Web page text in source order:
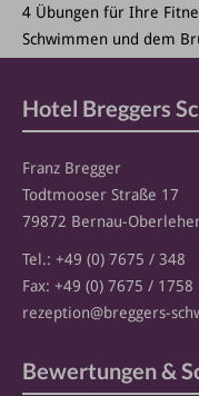
4 Übungen für Ihre
Schwimmen und dem
Hotel Breggers
Franz Bregger
Todtmooser Straße 17
79872 Bernau-
Tel.: +49 (0) 7675 / 348
Fax: +49 (0) 7675 / 1758
rezeption@breggers-
Bewertungen &